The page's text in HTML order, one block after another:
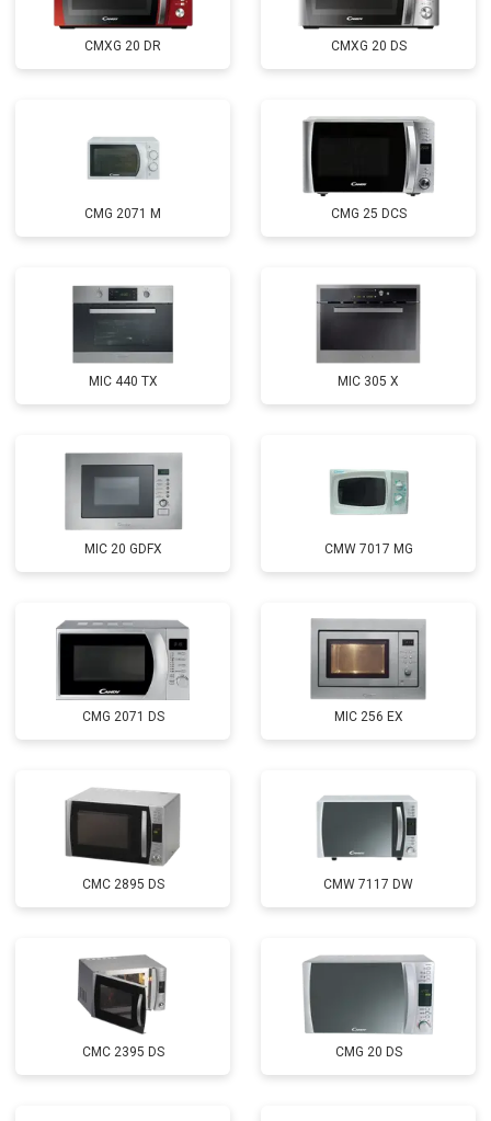
CMXG 20 DR CMXG 20 DS
CMG 2071 M CMG 25 DCS
MIC 440 TX MIC 305 X
MIC 20 GDFX CMW 7017 MG
CMG 2071 DS MIC 256 EX
CMC 2895 DS CMW 7117 DW
CMC 2395 DS CMG 20 DS